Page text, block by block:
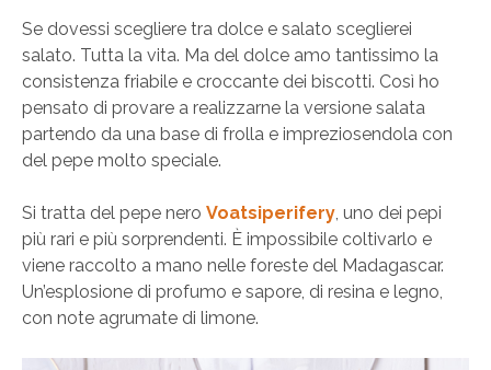
Se dovessi scegliere tra dolce e salato sceglierei
salato. Tutta la vita. Ma del dolce amo tantissimo la
consistenza friabile e croccante dei biscotti. Così ho
pensato di provare a realizzarne la versione salata
partendo da una base di frolla e impreziosendola con
del pepe molto speciale.
Si tratta del pepe nero Voatsiperifery, uno dei pepi
più rari e più sorprendenti. È impossibile coltivarlo e
viene raccolto a mano nelle foreste del Madagascar.
Un’esplosione di profumo e sapore, di resina e legno,
con note agrumate di limone.